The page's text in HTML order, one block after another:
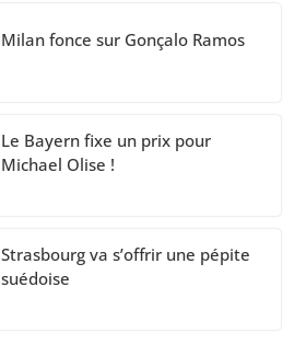
Milan fonce sur Gonçalo Ramos
Le Bayern fixe un prix pour
Michael Olise !
Strasbourg va s’offrir une pépite
suédoise